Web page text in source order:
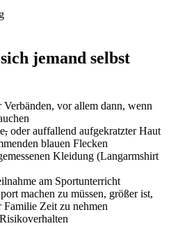
jemand selbst
Verbänden, vor allem dann, wenn
, oder auffallend aufgekratzter Haut
blauen Flecken
Kleidung (Langarmshirt
am Sportunterricht
machen zu müssen, größer ist,
Familie Zeit zu nehmen